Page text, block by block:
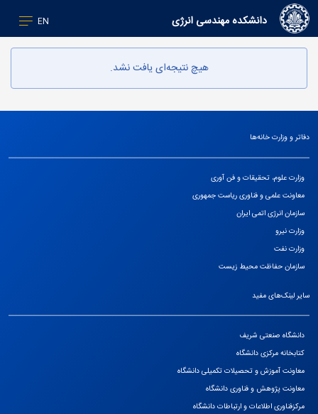
EN دانشکده مهندسی انرژی
هیچ نتیجه‌ای یافت نشد.
دفاتر و وزارت خانه‌ها
وزارت علوم، تحقیقات و فن آوری
معاونت علمی و فناوری ریاست جمهوری
سازمان انرژی اتمی ایران
وزارت نیرو
وزارت نفت
سازمان حفاظت محیط زیست
سایر لینک‌های مفید
دانشگاه صنعتی شریف
کتابخانه مرکزی دانشگاه
معاونت آموزش و تحصیلات تکمیلی دانشگاه
معاونت پژوهش و فناوری دانشگاه
مرکزفناوری اطلاعات و ارتباطات دانشگاه